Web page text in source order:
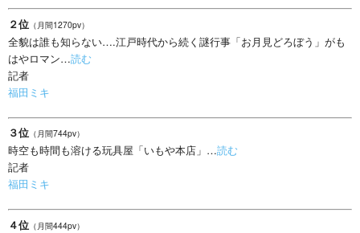
２位 （月間1270pv）
全貌は誰も知らない….江戸時代から続く謎行事「お月見どろぼう」がも
はやロマン…読む
記者
福田ミキ
３位 （月間744pv）
時空も時間も溶ける玩具屋「いもや本店」…読む
記者
福田ミキ
４位 （月間444pv）